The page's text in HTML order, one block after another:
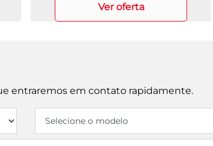
ver oferta
entraremos em contato rapidamente.